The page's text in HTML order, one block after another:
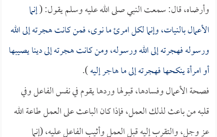
وأرضاه، قال: سمعت النبي صلى الله عليه وسلم يقول: (إنما
الأعمال بالنيات، وإنما لكل امرئ ما نوى، فمن كانت هجرته إلى الله
ورسوله فهجرته إلى الله ورسوله، ومن كانت هجرته إلى دينا يصيبها
أو امرأة ينكحها فهجرته إلى ما هاجر إليه).
فصحة الأعمال وفسادها، قبولها وردها يقوم في نفس الفاعل وفي
قلبه من باعث لذلك العمل، فإذا كان الباعث على العمل طاعة الله
عز وجل، والتقرب إليه قبل العمل وأثيب الفاعل عليه، (إنما